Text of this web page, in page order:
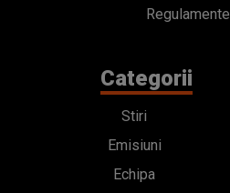
Regulamente
Categorii
Stiri
Emisiuni
Echipa